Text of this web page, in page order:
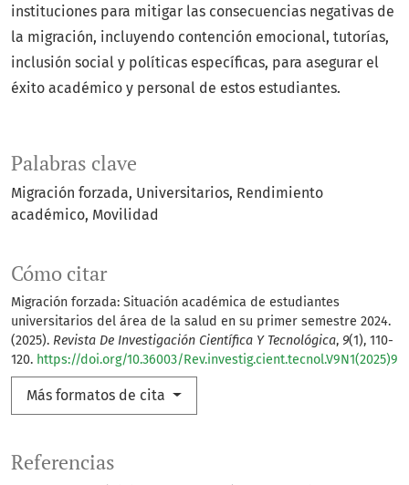
Palabras clave
Migración forzada Universitarios Rendimiento
académico Movilidad
Cómo citar
Migración forzada: Situación académica de estudiantes
universitarios del área de la salud en su primer semestre 2024.
(2025). Revista De Investigación Científica Y Tecnológica, 9(1), 110-
120. https://doi.org/10.36003/Rev.investig.cient.tecnol.V9N1(2025)9
Más formatos de cita
instituciones para mitigar las consecuencias negativas de
la migración, incluyendo contención emocional, tutorías,
inclusión social y políticas específicas, para asegurar el
éxito académico y personal de estos estudiantes.
Referencias